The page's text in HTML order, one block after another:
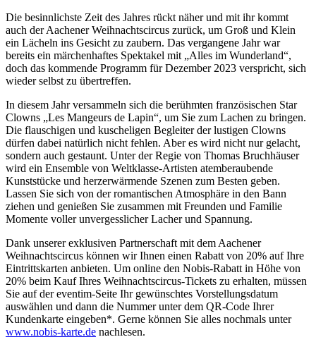
Die besinnlichste Zeit des Jahres rückt näher und mit ihr kommt
auch der Aachener Weihnachtscircus zurück, um Groß und Klein
ein Lächeln ins Gesicht zu zaubern. Das vergangene Jahr war
bereits ein märchenhaftes Spektakel mit „Alles im Wunderland“,
doch das kommende Programm für Dezember 2023 verspricht, sich
wieder selbst zu übertreffen.
In diesem Jahr versammeln sich die berühmten französischen Star
Clowns „Les Mangeurs de Lapin“, um Sie zum Lachen zu bringen.
Die flauschigen und kuscheligen Begleiter der lustigen Clowns
dürfen dabei natürlich nicht fehlen. Aber es wird nicht nur gelacht,
sondern auch gestaunt. Unter der Regie von Thomas Bruchhäuser
wird ein Ensemble von Weltklasse-Artisten atemberaubende
Kunststücke und herzerwärmende Szenen zum Besten geben.
Lassen Sie sich von der romantischen Atmosphäre in den Bann
ziehen und genießen Sie zusammen mit Freunden und Familie
Momente voller unvergesslicher Lacher und Spannung.
Dank unserer exklusiven Partnerschaft mit dem Aachener
Weihnachtscircus können wir Ihnen einen Rabatt von 20% auf Ihre
Eintrittskarten anbieten. Um online den Nobis-Rabatt in Höhe von
20% beim Kauf Ihres Weihnachtscircus-Tickets zu erhalten, müssen
Sie auf der eventim-Seite Ihr gewünschtes Vorstellungsdatum
auswählen und dann die Nummer unter dem QR-Code Ihrer
Kundenkarte eingeben*. Gerne können Sie alles nochmals unter
www.nobis-karte.de nachlesen.